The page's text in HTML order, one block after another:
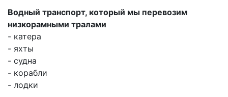
Водный транспорт, который мы перевозим
низкорамными тралами
- катера
- яхты
- судна
- корабли
- лодки